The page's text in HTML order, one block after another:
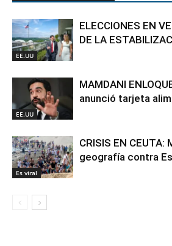
EE.UU
ELECCIONES EN
DE LA
EE.UU
MAMDANI
anunció tarjeta
Es viral
CRISIS EN
geografía contra